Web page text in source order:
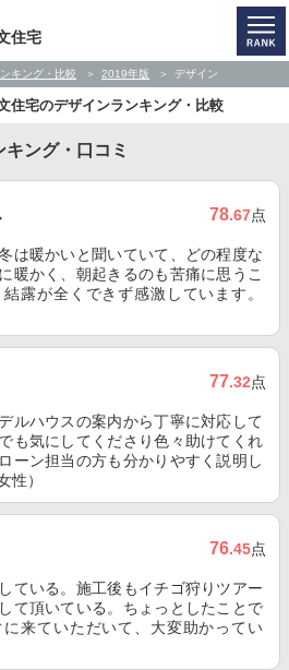
住宅
キング・比較 2019年版 デザイン
住宅のデザインランキング・比較
ング・口コミ
78.67点
は暖かいと聞いていて、どの程度な
暖かく、朝起きるのも苦痛に思うこ
露が全くできず感激しています。
77.32点
ルハウスの案内から丁寧に対応して
も気にしてくださり色々助けてくれ
ーン担当の方も分かりやすく説明し
性）
76.45点
ている。施工後もイチゴ狩りツアー
て頂いている。ちょっとしたことで
来ていただいて、大変助かってい